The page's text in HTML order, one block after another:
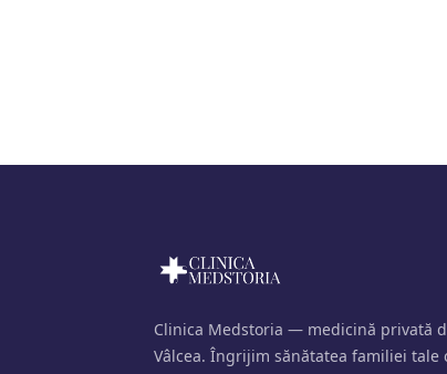
Clinica Medstoria — medicină privată
Vâlcea. Îngrijim sănătatea familiei tale